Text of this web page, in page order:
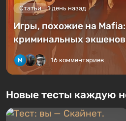
Статьи 1 день назад
Игры, похожие на
криминальных
16 комментариев
Новые тесты каждую